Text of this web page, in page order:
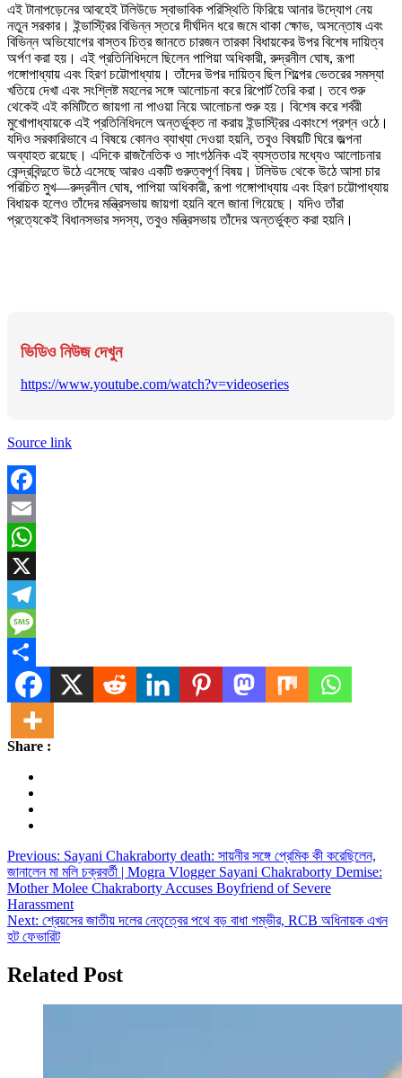
এই টানাপড়েনের আবহেই টলিউডে স্বাভাবিক পরিস্থিতি ফিরিয়ে আনার উদ্যোগ নেয়
নতুন সরকার। ইন্ডাস্ট্রির বিভিন্ন স্তরে দীর্ঘদিন ধরে জমে থাকা ক্ষোভ, অসন্তোষ এবং
বিভিন্ন অভিযোগের বাস্তব চিত্র জানতে চারজন তারকা বিধায়কের উপর বিশেষ দায়িত্ব
অর্পণ করা হয়। এই প্রতিনিধিদলে ছিলেন পাপিয়া অধিকারী, রুদ্রনীল ঘোষ, রূপা
গঙ্গোপাধ্যায় এবং হিরণ চট্টোপাধ্যায়। তাঁদের উপর দায়িত্ব ছিল শিল্পের ভেতরের সমস্যা
খতিয়ে দেখা এবং সংশ্লিষ্ট মহলের সঙ্গে আলোচনা করে রিপোর্ট তৈরি করা। তবে শুরু
থেকেই এই কমিটিতে জায়গা না পাওয়া নিয়ে আলোচনা শুরু হয়। বিশেষ করে শর্বরী
মুখোপাধ্যায়কে এই প্রতিনিধিদলে অন্তর্ভুক্ত না করায় ইন্ডাস্ট্রির একাংশে প্রশ্ন ওঠে।
যদিও সরকারিভাবে এ বিষয়ে কোনও ব্যাখ্যা দেওয়া হয়নি, তবুও বিষয়টি ঘিরে জল্পনা
অব্যাহত রয়েছে। এদিকে রাজনৈতিক ও সাংগঠনিক এই ব্যস্ততার মধ্যেও আলোচনার
কেন্দ্রবিন্দুতে উঠে এসেছে আরও একটি গুরুত্বপূর্ণ বিষয়। টলিউড থেকে উঠে আসা চার
পরিচিত মুখ—রুদ্রনীল ঘোষ, পাপিয়া অধিকারী, রূপা গঙ্গোপাধ্যায় এবং হিরণ চট্টোপাধ্যায়
বিধায়ক হলেও তাঁদের মন্ত্রিসভায় জায়গা হয়নি বলে জানা গিয়েছে। যদিও তাঁরা
প্রত্যেকেই বিধানসভার সদস্য, তবুও মন্ত্রিসভায় তাঁদের অন্তর্ভুক্ত করা হয়নি।
ভিডিও নিউজ দেখুন
https://www.youtube.com/watch?v=videoseries
Source link
Facebook
Email
WhatsApp
X
Telegram
Message
Share
Share :
Post
navigation
Previous: Sayani Chakraborty death: সায়নীর সঙ্গে প্রেমিক কী করেছিলেন,
জানালেন মা মলি চক্রবর্তী | Mogra Vlogger Sayani Chakraborty Demise:
Mother Molee Chakraborty Accuses Boyfriend of Severe
Harassment
Next: শ্রেয়সের জাতীয় দলের নেতৃত্বের পথে বড় বাধা গম্ভীর, RCB অধিনায়ক এখন
হট ফেভারিট
Related Post